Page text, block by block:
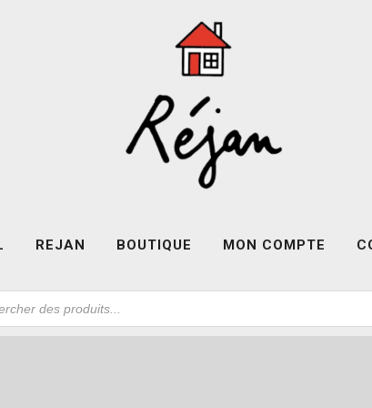
REJAN BOUTIQUE MON COMPTE